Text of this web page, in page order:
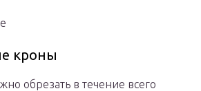
кроны
обрезать в течение всего